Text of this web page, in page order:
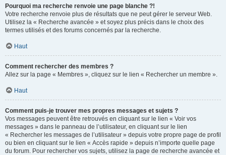
Pourquoi ma recherche renvoie une page blanche ?!
Votre recherche renvoie plus de résultats que ne peut gérer le serveur Web.
Utilisez la « Recherche avancée » et soyez plus précis dans le choix des
termes utilisés et des forums concernés par la recherche.
Haut
Comment rechercher des membres ?
Allez sur la page « Membres », cliquez sur le lien « Rechercher un membre ».
Haut
Comment puis-je trouver mes propres messages et sujets ?
Vos messages peuvent être retrouvés en cliquant sur le lien « Voir vos
messages » dans le panneau de l’utilisateur, en cliquant sur le lien
« Rechercher les messages de l’utilisateur » depuis votre propre page de profil
ou bien en cliquant sur le lien « Accès rapide » depuis n’importe quelle page
du forum. Pour rechercher vos sujets, utilisez la page de recherche avancée et